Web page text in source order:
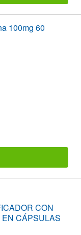
100mg 60
CON
EN CÁPSULAS